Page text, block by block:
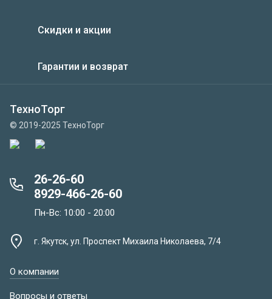
Скидки и акции
Гарантии и возврат
ТехноТорг
© 2019-2025 ТехноТорг
26-26-60
8929-466-26-60
Пн-Вс: 10:00 - 20:00
г. Якутск, ул. Проспект Михаила Николаева, 7/4
О компании
Вопросы и ответы